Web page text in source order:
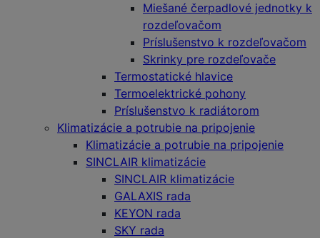
Miešané čerpadlové jednotky k
rozdeľovačom
Príslušenstvo k rozdeľovačom
Skrinky pre rozdeľovače
Termostatické hlavice
Termoelektrické pohony
Príslušenstvo k radiátorom
Klimatizácie a potrubie na pripojenie
Klimatizácie a potrubie na pripojenie
SINCLAIR klimatizácie
SINCLAIR klimatizácie
GALAXIS rada
KEYON rada
SKY rada